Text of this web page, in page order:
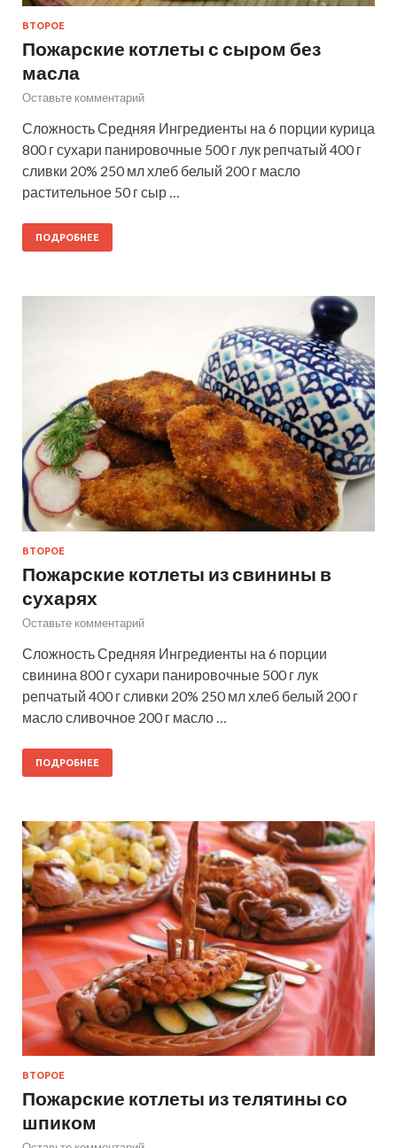
ВТОРОЕ
Пожарские котлеты с сыром без
масла
Оставьте комментарий
Сложность Средняя Ингредиенты на 6 порции курица
800 г сухари панировочные 500 г лук репчатый 400 г
сливки 20% 250 мл хлеб белый 200 г масло
растительное 50 г сыр …
ПОДРОБНЕЕ
ВТОРОЕ
Пожарские котлеты из свинины в
сухарях
Оставьте комментарий
Сложность Средняя Ингредиенты на 6 порции
свинина 800 г сухари панировочные 500 г лук
репчатый 400 г сливки 20% 250 мл хлеб белый 200 г
масло сливочное 200 г масло …
ПОДРОБНЕЕ
ВТОРОЕ
Пожарские котлеты из телятины со
шпиком